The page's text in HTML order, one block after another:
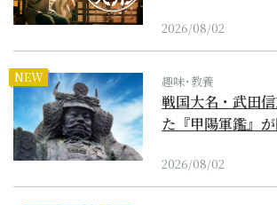
2026/08/02
NEW 趣味･教養
戦国大名・武田
た『甲陽軍鑑』
2026/08/02